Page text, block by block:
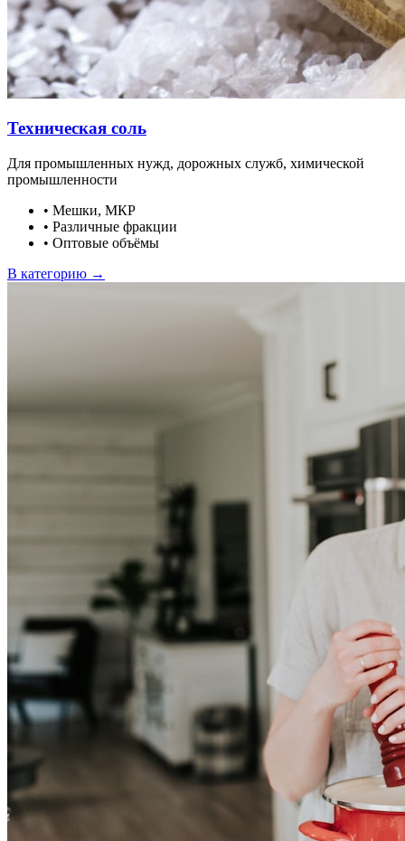
Техническая соль
Для промышленных нужд, дорожных служб, химической
промышленности
• Мешки, МКР
• Различные фракции
• Оптовые объёмы
В категорию →